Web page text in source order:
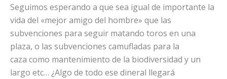
Seguimos esperando a que sea igual de importante la
vida del «mejor amigo del hombre» que las
subvenciones para seguir matando toros en una
plaza, o las subvenciones camufladas para la
caza como mantenimiento de la biodiversidad y un
largo etc… ¿Algo de todo ese dineral llegará